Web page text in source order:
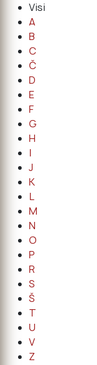
Visi
A
B
C
Č
D
E
F
G
H
I
J
K
L
M
N
O
P
R
S
Š
T
U
V
Z